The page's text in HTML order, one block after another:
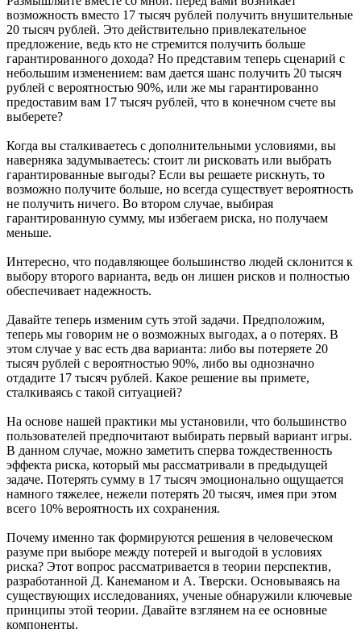
возможность вместо 17 тысяч рублей получить внушительные
20 тысяч рублей. Это действительно привлекательное
предложение, ведь кто не стремится получить больше
гарантированного дохода? Но представим теперь сценарий с
небольшим изменением: вам дается шанс получить 20 тысяч
рублей с вероятностью 90%, или же мы гарантированно
предоставим вам 17 тысяч рублей, что в конечном счете вы
выберете?
Когда вы сталкиваетесь с дополнительными условиями, вы
наверняка задумываетесь: стоит ли рисковать или выбрать
гарантированные выгоды? Если вы решаете рискнуть, то
возможно получите больше, но всегда существует вероятность
не получить ничего. Во втором случае, выбирая
гарантированную сумму, мы избегаем риска, но получаем
меньше.
Интересно, что подавляющее большинство людей склонится к
выбору второго варианта, ведь он лишен рисков и полностью
обеспечивает надежность.
Давайте теперь изменим суть этой задачи. Предположим,
теперь мы говорим не о возможных выгодах, а о потерях. В
этом случае у вас есть два варианта: либо вы потеряете 20
тысяч рублей с вероятностью 90%, либо вы однозначно
отдадите 17 тысяч рублей. Какое решение вы примете,
сталкиваясь с такой ситуацией?
На основе нашей практики мы установили, что большинство
пользователей предпочитают выбирать первый вариант игры.
В данном случае, можно заметить сперва тождественность
эффекта риска, который мы рассматривали в предыдущей
задаче. Потерять сумму в 17 тысяч эмоционально ощущается
намного тяжелее, нежели потерять 20 тысяч, имея при этом
всего 10% вероятность их сохранения.
Почему именно так формируются решения в человеческом
разуме при выборе между потерей и выгодой в условиях
риска? Этот вопрос рассматривается в теории перспектив,
разработанной Д. Канеманом и А. Тверски. Основываясь на
существующих исследованиях, ученые обнаружили ключевые
принципы этой теории. Давайте взглянем на ее основные
компоненты.